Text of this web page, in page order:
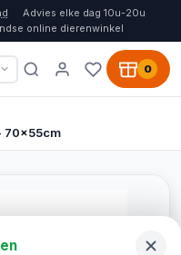
Advies elke dag 10u-20u
online dierenwinkel
0
70x55cm